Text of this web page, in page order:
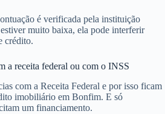
é verificada pela instituição
muito baixa, ela pode interferir
crédito.
a receita federal ou com o INSS
com a Receita Federal e por isso ficam
imobiliário em Bonfim. E só
um financiamento.